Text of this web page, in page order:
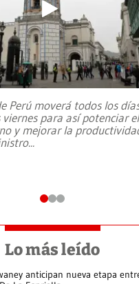
Perú moverá todos los
viernes para así potenciar el
y mejorar la
...
Lo más leído
anticipan nueva etapa